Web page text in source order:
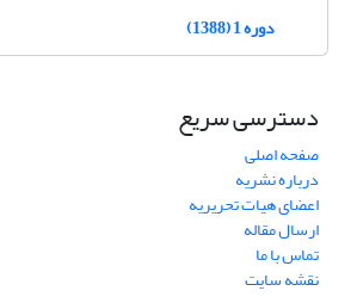
دوره 1 (1388)
دسترسی سریع
صفحه اصلی
درباره نشریه
اعضای هیات تحریریه
ارسال مقاله
تماس با ما
نقشه سایت